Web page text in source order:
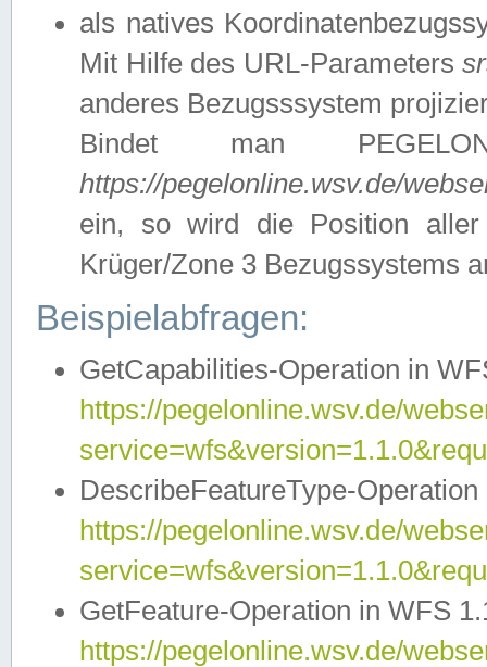
als natives
Mit Hilfe des URL-Parameters
anderes Bezugsssystem
Bindet man
https://pegelonline.wsv.de/
ein, so wird die Position
Krüger/Zone 3 Bezugssystems
Beispielabfragen:
GetCapabilities-Operation in
https://pegelonline.wsv.de/
DescribeFeatureType-
https://pegelonline.wsv.de/
GetFeature-Operation in WFS
https://pegelonline.wsv.de/